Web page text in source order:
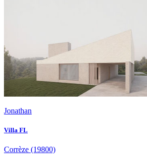
Jonathan
Villa FL
Corrèze (19800)